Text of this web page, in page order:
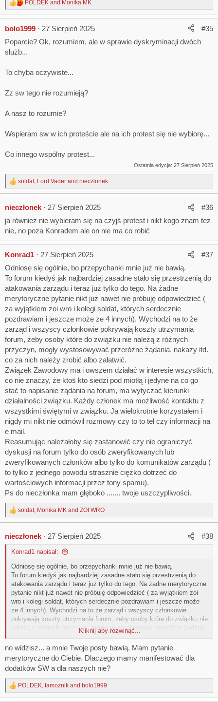
R
e
c
i
o
:
POLDEK and Monika MK
bolo1999 27 Sierpień 2025
#35
Poparcie? Ok, rozumiem, ale w sprawie dyskryminacji dwóch
służb...
To chyba oczywiste...
Zz sw tego nie rozumieją?
A nasz to rozumie?
Wspieram sw w ich proteście ale na ich protest się nie wybiorę...
Co innego wspólny protest...
Ostatnia edycja: 27 Sierpień 2025
R
e
c
i
o
s
:
soldat, Lord Vader and nieczłonek
nieczłonek 27 Sierpień 2025
#36
ja również nie wybieram się na czyjś protest i nikt kogo znam tez
nie, no poza Konradem ale on nie ma co robić
Konrad1 27 Sierpień 2025
#37
Odniosę się ogólnie, bo przepychanki mnie już nie bawią.
To forum kiedyś jak najbardziej zasadne stało się przestrzenią do
atakowania zarządu i teraz już tylko do tego. Na żadne
merytoryczne pytanie nikt już nawet nie próbuję odpowiedzieć (
za wyjątkiem zoi wro i kolegi soldat, których serdecznie
pozdrawiam i jeszcze może ze 4 innych). Wychodzi na to że
zarząd i wszyscy członkowie pokrywają koszty utrzymania
forum, żeby osoby które do związku nie należą z różnych
przyczyn, mogły wystosowywać przeróżne żądania, nakazy itd.
co za nich należy zrobić albo załatwić.
Związek Zawodowy ma i owszem działać w interesie wszystkich,
co nie znaczy, że ktoś kto siedzi pod miotłą i jedyne na co go
stać to napisanie żądania na forum, ma wytyczać kierunki
działalności związku. Każdy członek ma możliwość kontaktu z
wszystkimi świętymi w związku. Ja wielokrotnie korzystałem i
nigdy mi nikt nie odmówił rozmowy czy to to tel czy informacji na
e mail.
Reasumując należałoby się zastanowić czy nie ograniczyć
dyskusji na forum tylko do osób zweryfikowanych lub
zweryfikowanych członków albo tylko do komunikatów zarządu (
to tylko z jednego powodu strasznie ciężko dotrzeć do
wartościowych informacji przez tony spamu).
Ps do nieczłonka mam głęboko ....... twoje uszczypliwości.
R
e
c
t
n
soldat, Monika MK and ZOI WRO
nieczłonek 27 Sierpień 2025 #38
Konrad1 napisał:
Odniosę się ogólnie, bo przepychanki mnie już nie bawią.
To forum kiedyś jak najbardziej zasadne stało się przestrzenią do
atakowania zarządu i teraz już tylko do tego. Na żadne merytoryczne
pytanie nikt już nawet nie próbuję odpowiedzieć ( za wyjątkiem zoi
wro i kolegi soldat, których serdecznie pozdrawiam i jeszcze może
ze 4 innych). Wychodzi na to że zarząd i wszyscy członkowie
pokrywają koszty utrzymania forum, żeby osoby które do związku nie
należą z różnych przyczyn, mogły wystosowywać przeróżne żądania,
nakazy itd. co za nich należy zrobić albo załatwić.
Związek Zawodowy ma i owszem działać w interesie wszystkich, co
nie znaczy, że ktoś kto siedzi pod miotłą i jedyne na co go stać to
napisanie żądania na forum, ma wytyczać kierunki działalności
związku. Każdy członek ma możliwość kontaktu z wszystkimi
świętymi w związku. Ja wielokrotnie korzystałem i nigdy mi nikt nie
odmówił rozmowy czy to to tel czy informacji na e mail.
Reasumując należałoby się zastanowić czy nie ograniczyć dyskusji
Kliknij aby rozwinąć...
no widzisz... a mnie Twoje posty bawią. Mam pytanie
merytoryczne do Ciebie. Dlaczego mamy manifestować dla
dodatków SW a dla naszych nie?
R
e
POLDEK tamożnik and bolo1999